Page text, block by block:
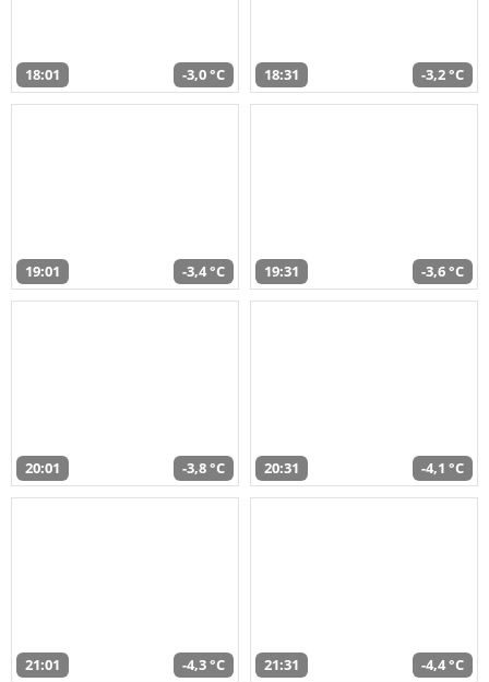
18:01 -3,0 °C 18:31 -3,2 °C
19:01 -3,4 °C 19:31 -3,6 °C
20:01 -3,8 °C 20:31 -4,1 °C
21:01 -4,3 °C 21:31 -4,4 °C